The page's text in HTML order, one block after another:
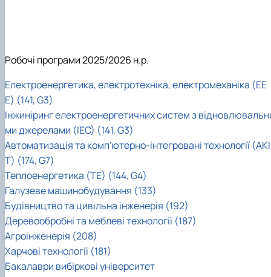
Робочі програми 2025/2026 н.р.
Електроенергетика, електротехніка, електромеханіка (ЕЕ
Е) (141, G3)
Інжиніринг електроенергетичних систем з
ми джерелами (ІЕС) (141, G3)
Автоматизація та комп'ютерно-інтегровані технології (АКІ
Т) (174, G7)
Теплоенергетика (ТЕ) (144, G4)
Галузеве машинобудування (133)
Будівництво та цивільна інженерія (192)
Деревообробні та меблеві технології (187)
Агроінженерія (208)
Харчові технології (181)
Бакалаври вибіркові університет